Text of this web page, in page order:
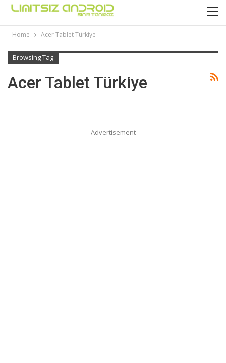
Home Acer Tablet Türkiye
Browsing Tag
Acer Tablet Türkiye
Advertisement